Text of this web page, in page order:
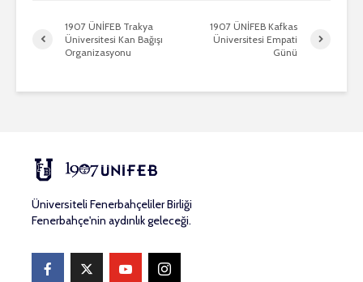
1907 ÜNİFEB Trakya
Üniversitesi Kan Bağışı
Organizasyonu
1907 ÜNİFEB Kafkas
Üniversitesi Empati
Günü
Üniversiteli Fenerbahçeliler Birliği
Fenerbahçe'nin aydınlık geleceği.